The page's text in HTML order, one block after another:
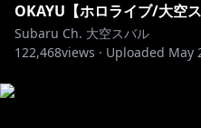
OKAYU【ホロライブ/大空ス
Subaru Ch. 大空スバル
122,468views · Uploaded May